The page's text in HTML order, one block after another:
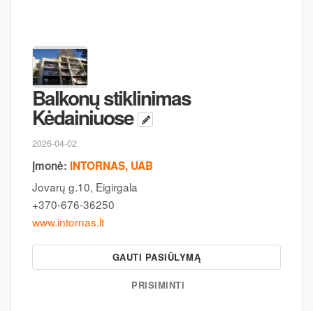
Balkonų stiklinimas
Kėdainiuose
2026-04-02
Įmonė: INTORNAS, UAB
Jovarų g.10, Eigirgala
+370-676-36250
www.intornas.lt
GAUTI PASIŪLYMĄ
PRISIMINTI